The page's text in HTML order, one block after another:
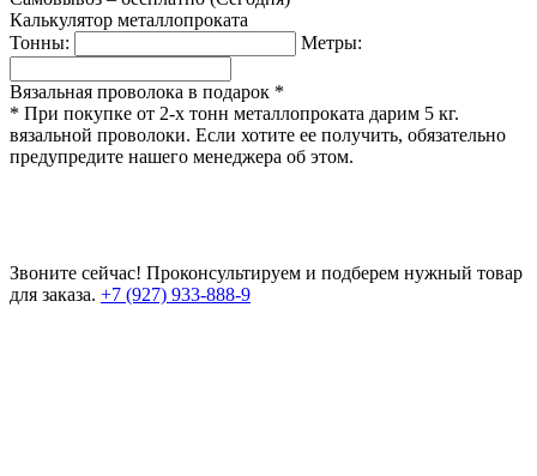
Калькулятор металлопроката
Тонны:
Метры:
Вязальная проволока в подарок *
* При покупке от 2-х тонн металлопроката дарим 5 кг.
вязальной проволоки. Если хотите ее получить, обязательно
предупредите нашего менеджера об этом.
Звоните сейчас! Проконсультируем и подберем нужный товар
для заказа. +7 (927) 933-888-9